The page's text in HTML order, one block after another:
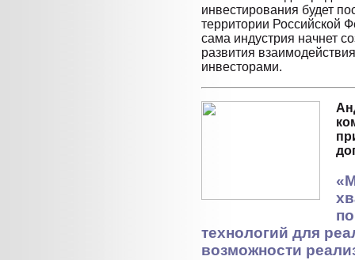
инвестирования будет
территории Российской
сама индустрия начнет
развития
инвесторами.
технологий для
возможности